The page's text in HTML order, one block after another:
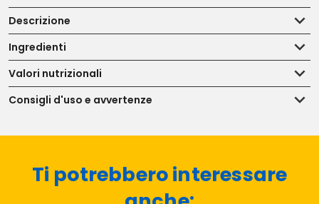
Descrizione
Ingredienti
Valori nutrizionali
Consigli d'uso e avvertenze
Ti potrebbero interessare